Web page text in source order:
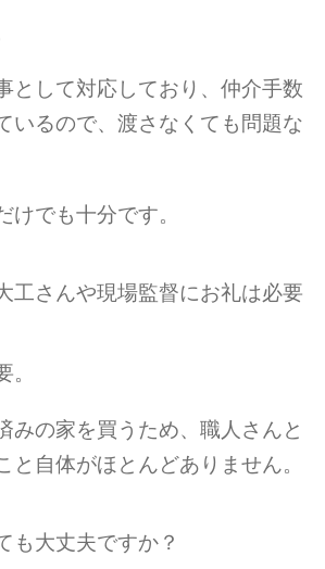
として対応しており、仲介手数
いるので、渡さなくても問題な
けでも十分です。
工さんや現場監督にお礼は必要
みの家を買うため、職人さんと
と自体がほとんどありません。
も大丈夫ですか？